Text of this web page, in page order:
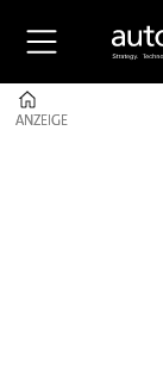
ANZEIGE
ANZEIGE